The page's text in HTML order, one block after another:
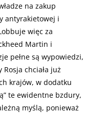
na zakup
antyrakietowej i
więc za
Martin i
pełne są wypowiedzi,
chciała już
krajów, w dodatku
te ewidentne bzdury,
myślą, ponieważ